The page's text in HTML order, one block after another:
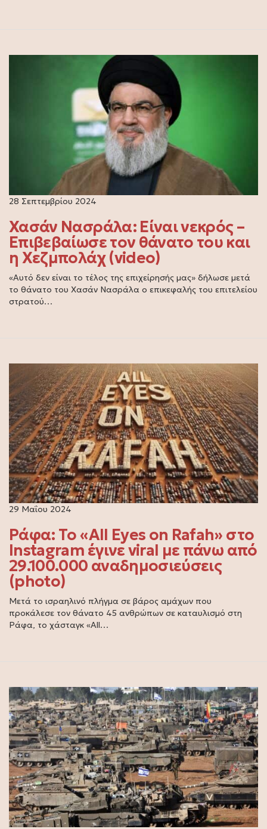
28 Σεπτεμβρίου 2024
Χασάν Νασράλα: Είναι νεκρός –
Επιβεβαίωσε τον θάνατο του και
η Χεζμπολάχ (video)
«Αυτό δεν είναι το τέλος της επιχείρησής μας» δήλωσε μετά
το θάνατο του Χασάν Νασράλα ο επικεφαλής του επιτελείου
στρατού…
29 Μαΐου 2024
Ράφα: Το «All Eyes on Rafah» στο
Instagram έγινε viral με πάνω από
29.100.000 αναδημοσιεύσεις
(photo)
Μετά το ισραηλινό πλήγμα σε βάρος αμάχων που
προκάλεσε τον θάνατο 45 ανθρώπων σε καταυλισμό στη
Ράφα, το χάσταγκ «All…